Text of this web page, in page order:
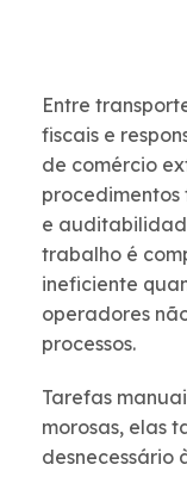
Entre
fiscais e
de comércio
e
trabalho é
ineficiente
operadores
processos.
Tarefas
morosas, elas
desnecessário